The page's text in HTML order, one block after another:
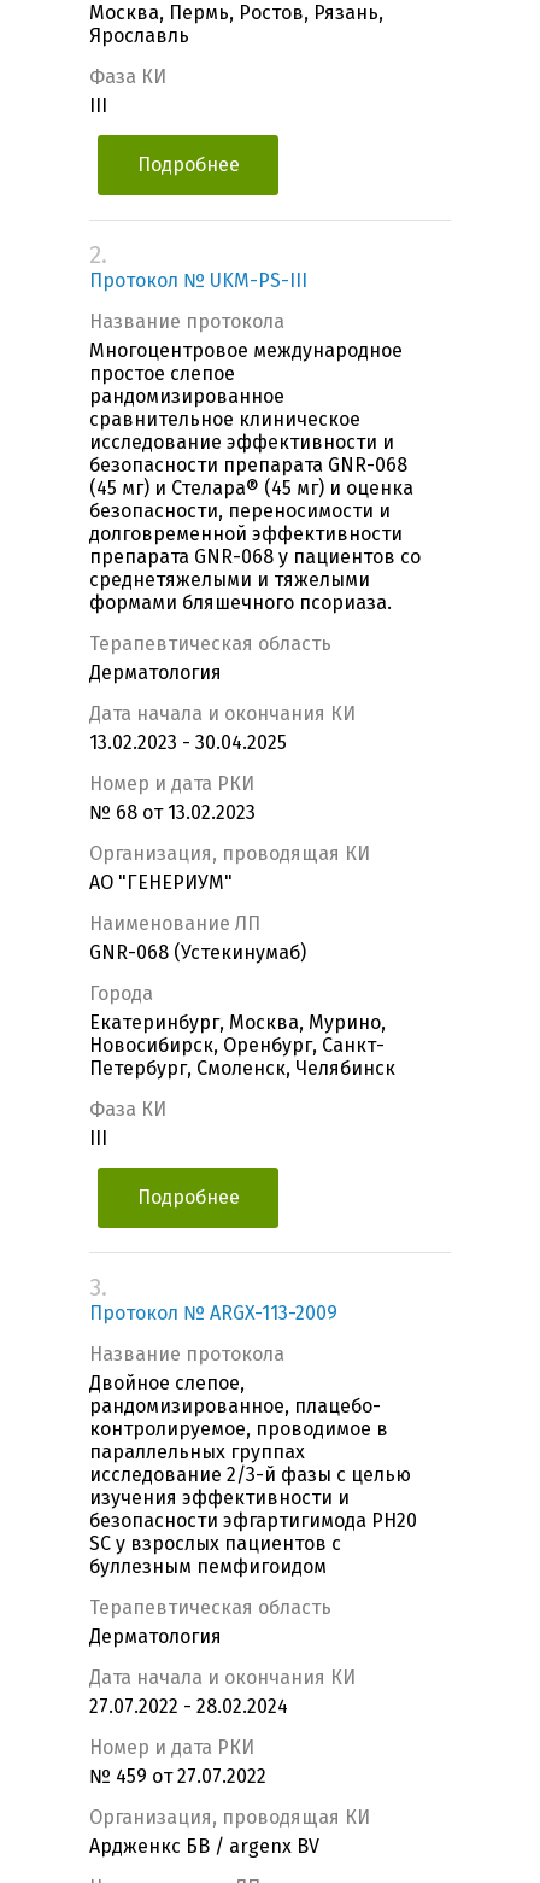
Москва, Пермь, Ростов, Рязань,
Ярославль
Фаза КИ
Подробнее
2.
Протокол № UKM-PS-III
Название протокола
Многоцентровое международное
простое слепое
рандомизированное
сравнительное клиническое
исследование эффективности и
безопасности препарата GNR-068
(45 мг) и Стелара® (45 мг) и оценка
безопасности, переносимости и
долговременной эффективности
препарата GNR-068 у пациентов со
среднетяжелыми и тяжелыми
формами бляшечного псориаза.
Терапевтическая область
Дерматология
Дата начала и окончания КИ
13.02.2023 - 30.04.2025
Номер и дата РКИ
№ 68 от 13.02.2023
Организация, проводящая КИ
АО "ГЕНЕРИУМ"
Наименование ЛП
GNR-068 (Устекинумаб)
Города
Екатеринбург, Москва, Мурино,
Новосибирск, Оренбург, Санкт-
Петербург, Смоленск, Челябинск
Фаза КИ
Подробнее
3.
Протокол № ARGX-113-2009
Название протокола
Двойное слепое,
рандомизированное, плацебо-
контролируемое, проводимое в
параллельных группах
исследование 2/3-й фазы с целью
изучения эффективности и
безопасности эфгартигимода PH20
SC у взрослых пациентов с
буллезным пемфигоидом
Терапевтическая область
Дерматология
Дата начала и окончания КИ
27.07.2022 - 28.02.2024
Номер и дата РКИ
№ 459 от 27.07.2022
Организация, проводящая КИ
Ардженкс БВ / argenx BV